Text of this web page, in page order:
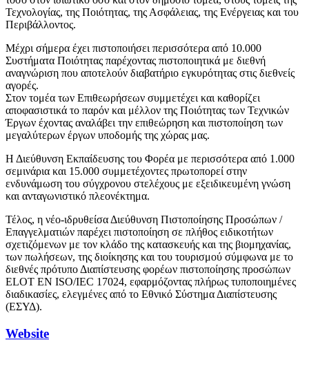
Τεχνολογίας, της Ποιότητας, της Ασφάλειας, της Ενέργειας και του
Περιβάλλοντος.
Μέχρι σήμερα έχει πιστοποιήσει περισσότερα από 10.000
Συστήματα Ποιότητας παρέχοντας πιστοποιητικά με διεθνή
αναγνώριση που αποτελούν διαβατήριο εγκυρότητας στις διεθνείς
αγορές.
Στον τομέα των Επιθεωρήσεων συμμετέχει και καθορίζει
αποφασιστικά το παρόν και μέλλον της Ποιότητας των Τεχνικών
Έργων έχοντας αναλάβει την επιθεώρηση και πιστοποίηση των
μεγαλύτερων έργων υποδομής της χώρας μας.
Η Διεύθυνση Εκπαίδευσης του Φορέα με περισσότερα από 1.000
σεμινάρια και 15.000 συμμετέχοντες πρωτοπορεί στην
ενδυνάμωση του σύγχρονου στελέχους με εξειδικευμένη γνώση
και ανταγωνιστικό πλεονέκτημα.
Τέλος, η νέο-ιδρυθείσα Διεύθυνση Πιστοποίησης Προσώπων /
Επαγγελματιών παρέχει πιστοποίηση σε πλήθος ειδικοτήτων
σχετιζόμενων με τον κλάδο της κατασκευής και της βιομηχανίας,
των πωλήσεων, της διοίκησης και του τουρισμού σύμφωνα με το
διεθνές πρότυπο Διαπίστευσης φορέων πιστοποίησης προσώπων
ELOT EN ISO/IEC 17024, εφαρμόζοντας πλήρως τυποποιημένες
διαδικασίες, ελεγμένες από το Εθνικό Σύστημα Διαπίστευσης
(ΕΣΥΔ).
Website